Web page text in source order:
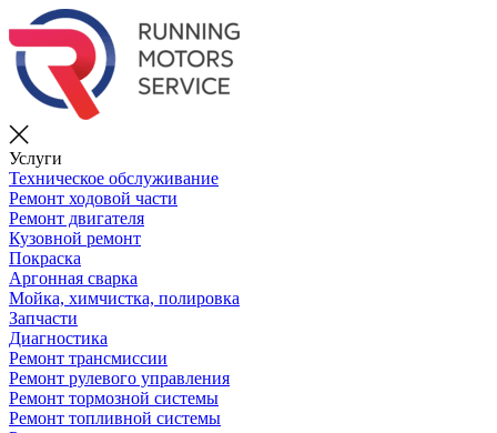
Услуги
Техническое обслуживание
Ремонт ходовой части
Ремонт двигателя
Кузовной ремонт
Покраска
Аргонная сварка
Мойка, химчистка, полировка
Запчасти
Диагностика
Ремонт трансмиссии
Ремонт рулевого управления
Ремонт тормозной системы
Ремонт топливной системы